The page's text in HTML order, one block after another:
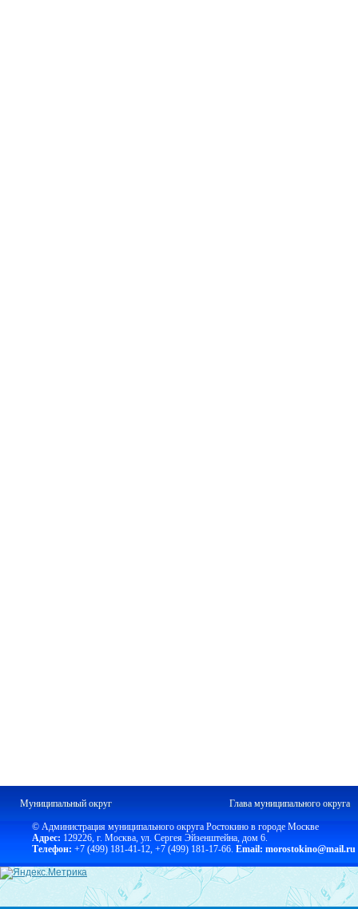
Муниципальный округ Глава муниципального округа
© Администрация муниципального округа Ростокино в городе Москве
Адрес: 129226, г. Москва, ул. Сергея Эйзенштейна, дом 6.
Телефон: +7 (499) 181-41-12, +7 (499) 181-17-66. Email: morostokino@mail.ru